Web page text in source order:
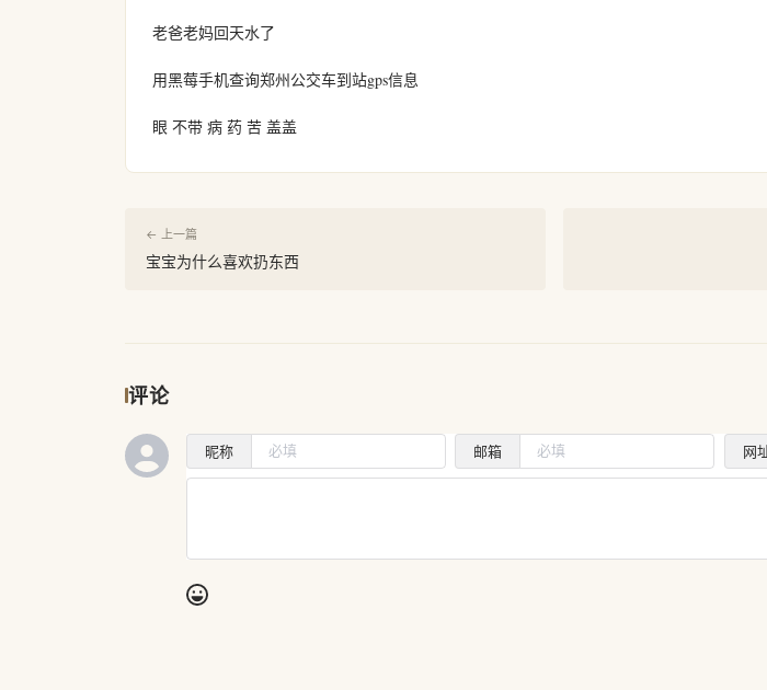
老爸老妈回天水了
用黑莓手机查询郑州公交车到站gps信息
眼 不带 病 药 苦 盖盖
← 上一篇
宝宝为什么喜欢扔东西
评论
昵称 邮箱 网